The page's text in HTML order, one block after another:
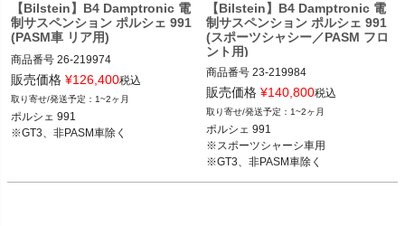
【Bilstein】B4 Damptronic 電
制サスペンション ポルシェ 991
(PASM車 リア用)
商品番号 26-219974
2T14：bil26-219974
ポルシェ 991 11-19
※GT3、非PASM車除く
販売価格 ¥126,400税込
1~2ヶ月
ポルシェ 991
※GT3、非PASM車除く
【Bilstein】B4 Damptronic 電
制サスペンション ポルシェ 991
(スポーツシャシー／PASM フロ
ント用)
商品番号 23-219984
2T14：bil23-219984
ポルシェ 991 11-19
※スポーツシャーシ車用
※GT3、非PASM車除く
販売価格 ¥140,800税込
1~2ヶ月
ポルシェ 991
※スポーツシャーシ車用
※GT3、非PASM車除く